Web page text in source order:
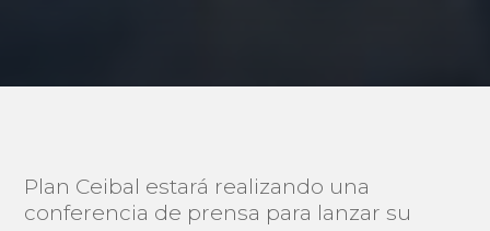
Plan Ceibal estará realizando una
conferencia de prensa para lanzar su